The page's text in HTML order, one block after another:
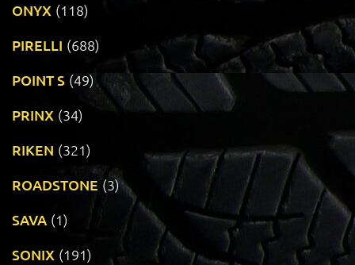
ONYX (118)
PIRELLI (688)
POINT S (49)
PRINX (34)
RIKEN (321)
ROADSTONE (3)
SAVA (1)
SONIX (191)